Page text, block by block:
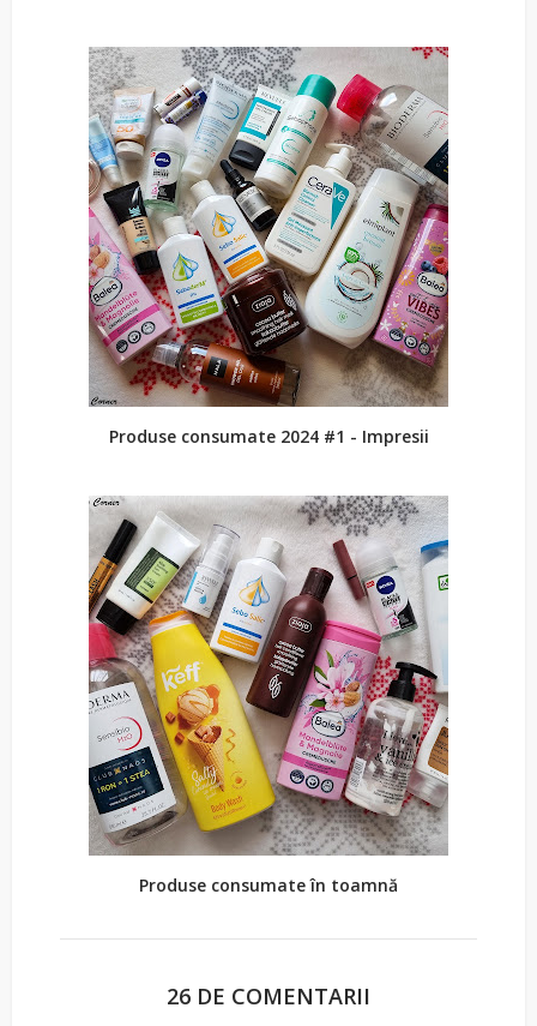
Produse consumate 2024 #1 - Impresii
Produse consumate în toamnă
26 DE COMENTARII